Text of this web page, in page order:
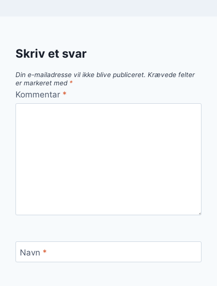
Skriv et svar
Din e-mailadresse vil ikke blive publiceret. Krævede felter
er markeret med *
Kommentar *
Navn *